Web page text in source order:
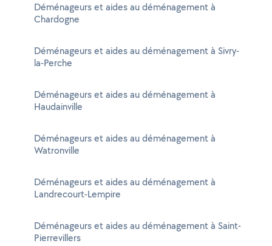
Déménageurs et aides au déménagement à
Chardogne
Déménageurs et aides au déménagement à Sivry-
la-Perche
Déménageurs et aides au déménagement à
Haudainville
Déménageurs et aides au déménagement à
Watronville
Déménageurs et aides au déménagement à
Landrecourt-Lempire
Déménageurs et aides au déménagement à Saint-
Pierrevillers